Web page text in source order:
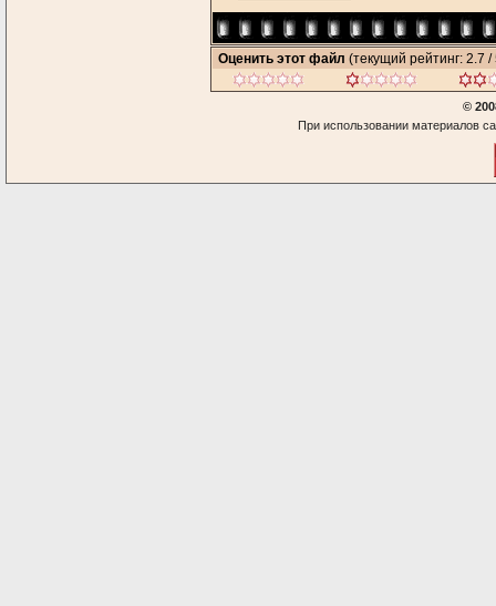
Оценить этот файл (текущий рейтинг: 2.7 /
©
При использовании материалов